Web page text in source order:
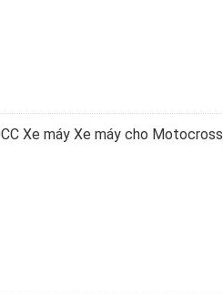
Xe máy Xe máy cho Motocross